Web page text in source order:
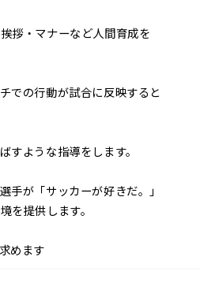
拶・マナーなど人間育成を
での行動が試合に反映すると
すような指導をします。
手が「サッカーが好きだ。」
を提供します。
めます